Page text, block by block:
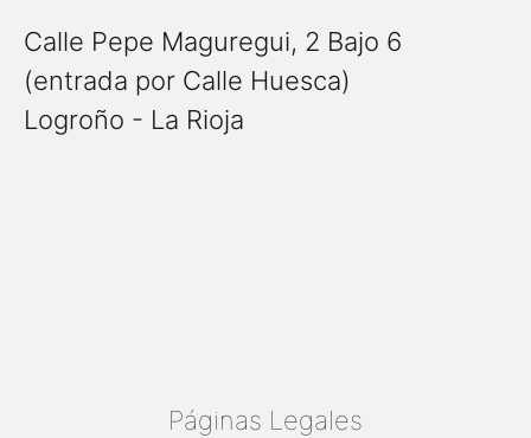
Páginas Legales
Calle Pepe Maguregui, 2 Bajo 6
(entrada por Calle Huesca)
Logroño - La Rioja